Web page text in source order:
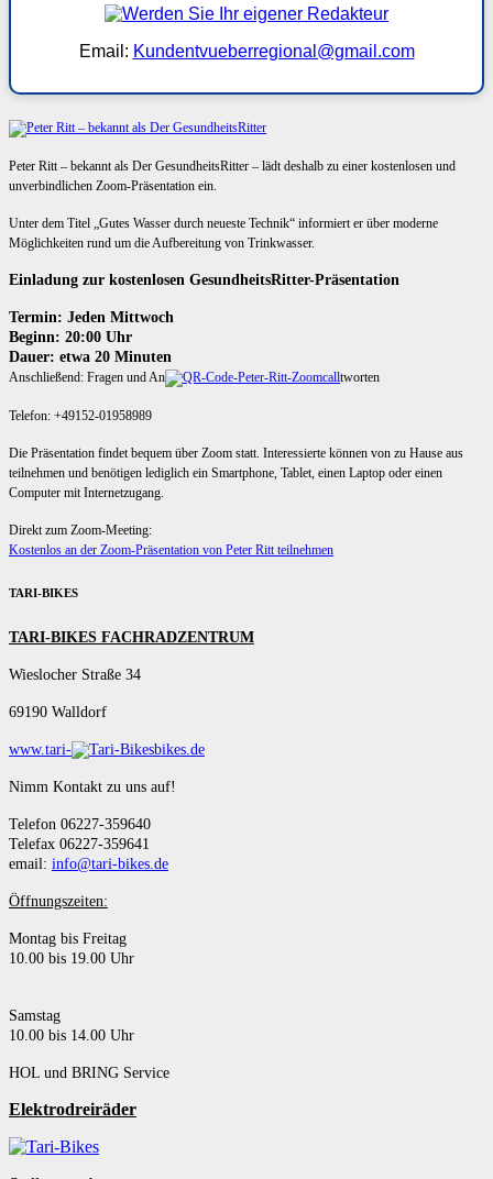
Email: Kundentvueberregional@gmail.com
Peter Ritt – bekannt als Der GesundheitsRitter – lädt deshalb zu einer kostenlosen und
unverbindlichen Zoom-Präsentation ein.
Unter dem Titel „Gutes Wasser durch neueste Technik“ informiert er über moderne
Möglichkeiten rund um die Aufbereitung von Trinkwasser.
Einladung zur kostenlosen GesundheitsRitter-Präsentation
Termin: Jeden Mittwoch
Beginn: 20:00 Uhr
Dauer: etwa 20 Minuten
Anschließend: Fragen und An tworten
Telefon: +49152-01958989
Die Präsentation findet bequem über Zoom statt. Interessierte können von zu Hause aus
teilnehmen und benötigen lediglich ein Smartphone, Tablet, einen Laptop oder einen
Computer mit Internetzugang.
Direkt zum Zoom-Meeting:
Kostenlos an der Zoom-Präsentation von Peter Ritt teilnehmen
TARI-BIKES
TARI-BIKES FACHRADZENTRUM
Wieslocher Straße 34
69190 Walldorf
www.tari- bikes.de
Nimm Kontakt zu uns auf!
Telefon 06227-359640
Telefax 06227-359641
email: info@tari-bikes.de
Öffnungszeiten:
Montag bis Freitag
10.00 bis 19.00 Uhr
Samstag
10.00 bis 14.00 Uhr
HOL und BRING Service
Elektrodreiräder